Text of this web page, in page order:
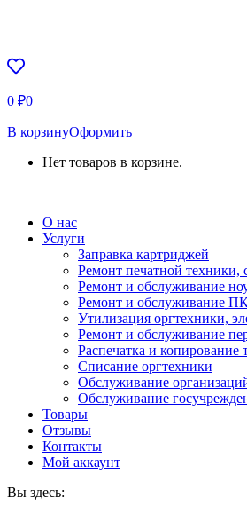
0 ₽0
В корзинуОформить
Нет товаров в корзине.
О нас
Услуги
Заправка картриджей
Ремонт печатной техники,
Ремонт и обслуживание
Ремонт и обслуживание
Утилизация оргтехники,
Ремонт и обслуживание
Распечатка и копирование
Списание оргтехники
Обслуживание
Обслуживание
Товары
Отзывы
Контакты
Мой аккаунт
Вы здесь: